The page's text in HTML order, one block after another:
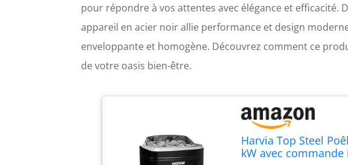
pour répondre à vos attentes avec élégance et efficacité.
appareil en acier noir allie performance et design
enveloppante et homogène. Découvrez comment ce
de votre oasis bien-être.
Harvia Top Steel
kW avec